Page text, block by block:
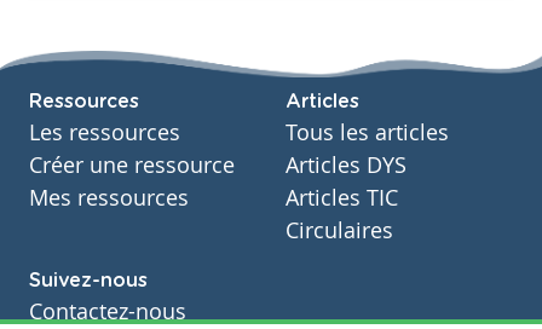
Ressources
Les ressources
Créer une ressource
Mes ressources
Articles
Tous les articles
Articles DYS
Articles TIC
Circulaires
Suivez-nous
Contactez-nous